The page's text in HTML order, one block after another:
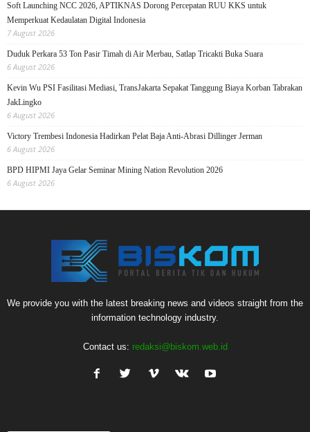
Soft Launching NCC 2026, APTIKNAS Dorong Percepatan RUU KKS untuk
Memperkuat Kedaulatan Digital Indonesia
7 August 2026
Duduk Perkara 53 Ton Pasir Timah di Air Merbau, Satlap Tricakti Buka Suara
6 August 2026
Kevin Wu PSI Fasilitasi Mediasi, TransJakarta Sepakat Tanggung Biaya Korban Tabrakan
JakLingko
6 August 2026
Victory Trembesi Indonesia Hadirkan Pelat Baja Anti-Abrasi Dillinger Jerman
6 August 2026
BPD HIPMI Jaya Gelar Seminar Mining Nation Revolution 2026
6 August 2026
We provide you with the latest breaking news and videos straight from the
information technology industry.
Contact us: redaksi@biskom.web.id